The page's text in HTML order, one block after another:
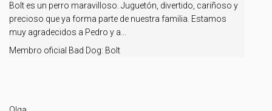
Bolt es un perro maravilloso. Juguetón, divertido, cariñoso y
precioso que ya forma parte de nuestra familia. Estamos
muy agradecidos a Pedro y a...
Membro oficial Bad Dog: Bolt